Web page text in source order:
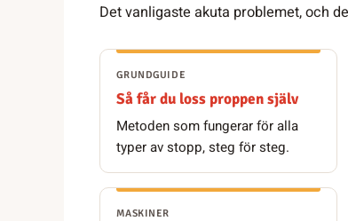
Det vanligaste akuta problemet, och
GRUNDGUIDE
Så får du loss proppen själv
Metoden som fungerar för alla
typer av stopp, steg för steg.
MASKINER